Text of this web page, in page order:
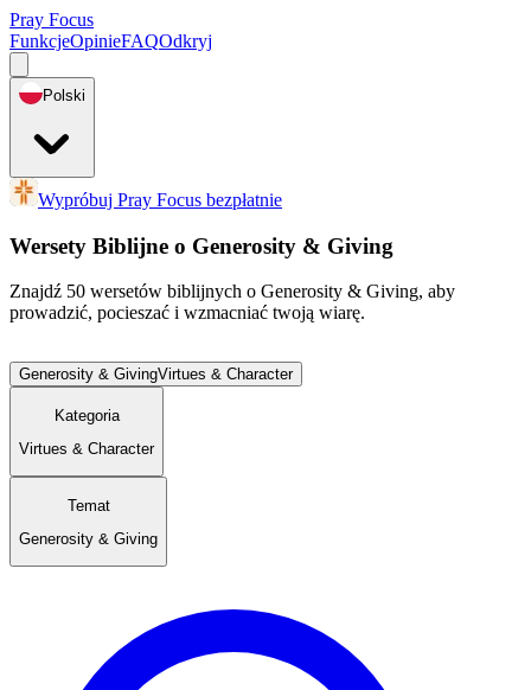
Pray Focus
FunkcjeOpinieFAQOdkryj
Polski
Wypróbuj Pray Focus bezpłatnie
Wersety Biblijne o Generosity & Giving
Znajdź 50 wersetów biblijnych o Generosity & Giving, aby
prowadzić, pocieszać i wzmacniać twoją wiarę.
Generosity & GivingVirtues & Character
Kategoria
Virtues & Character
Temat
Generosity & Giving